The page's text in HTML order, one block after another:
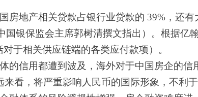
房地产相关贷款占银行业贷款的 39%，还
银保监会主席郭树清撰文指出）。根据亿
于相关供应链端的各类应付款项）。
的信用都遭到波及，海外对于中国房企的信
看，将严重影响人民币的国际形象，不利